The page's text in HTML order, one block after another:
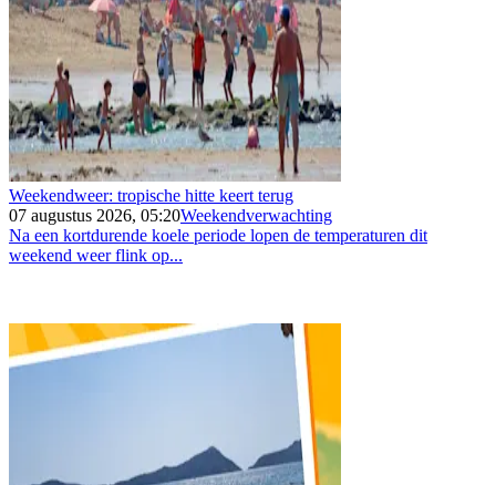
Weekendweer: tropische hitte keert terug
07 augustus 2026, 05:20Weekendverwachting
Na een kortdurende koele periode lopen de temperaturen dit
weekend weer flink op...